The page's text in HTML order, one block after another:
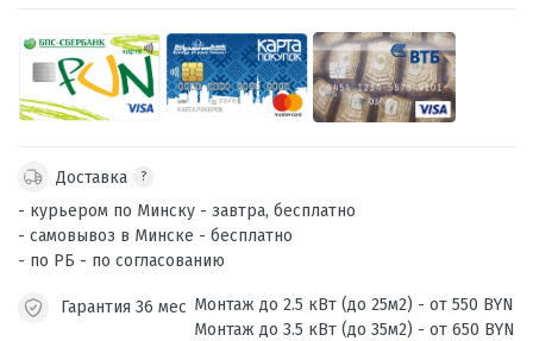
Доставка ?
- курьером по Минску - завтра, бесплатно
- самовывоз в Минске - бесплатно
- по РБ - по согласованию
Гарантия 36 мес Монтаж до 2.5 кВт (до 25м2) - от 550 BYN
Монтаж до 3.5 кВт (до 35м2) - от 650 BYN